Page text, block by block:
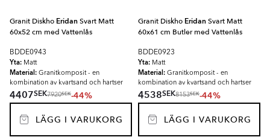
Granit Diskho EridanSvart Matt
60x52 cm med Vattenlås
BDDE0943
Yta: Matt
Material: Granitkomposit - en
kombination av kvartsand och hartser
4407SEK7920SEK-44%
LÄGG I VARUKORG
Granit Diskho EridanSvart Matt
60x61 cm Butler med Vattenlås
BDDE0923
Yta: Matt
Material: Granitkomposit - en
kombination av kvartsand och hartser
4538SEK8153SEK-44%
LÄGG I VARUKORG